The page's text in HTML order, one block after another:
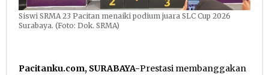
Siswi SRMA 23 Pacitan menaiki podium juara SLC Cup 2026
Surabaya. (Foto: Dok. SRMA)
Pacitanku.com, SURABAYA-Prestasi membanggakan